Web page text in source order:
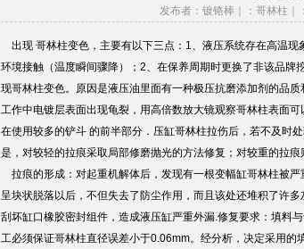
发布者： 镀铬棒 ｜： 哥林柱 ｜：
出现 哥林柱变色，主要有以下三点：1、液压系统存在高温
环境接触（温度瞬间骤降）；2、在保养周期时更换了非该品
现哥林柱变色。原因是液压油里面有一种极压抗磨添加剂的品
工作中电镀层表面出现龟裂，用高倍数放大镜观察哥林柱表面
在使用较多的铲斗 的前半部分．压缸哥林柱拉伤后，若不及时
是，对较轻的拉痕采取局部修磨抛光的方法修复；对较重的拉痕
拉痕的形成：对起重机解体后，发现有一根变幅缸哥林柱被
呈块状脱落以后，不但失去了防尘作用，而且该处还堆积了许
刮坏缸口橡胶密封组件，造成液压缸严重外漏.修复要求：填料
工必须保证哥林柱直径误差小于0.06mm。经分析，决定采用